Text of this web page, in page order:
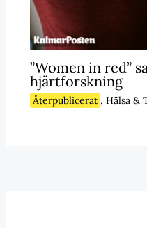
”Women in red”
hjärtforskning
Återpublicerat , Hälsa &